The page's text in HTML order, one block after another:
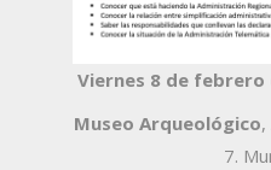
Viernes 8 de febrero
Museo Arqueológico
7.